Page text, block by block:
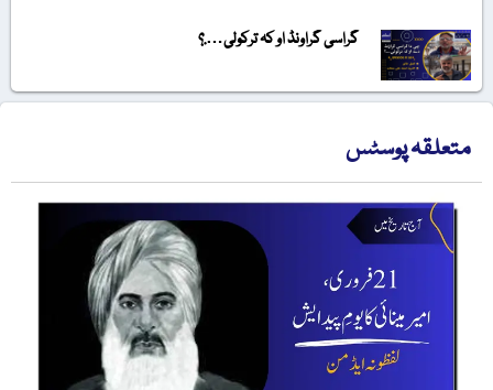
گراسی گراونڈ او کہ ترکولی….؟
متعلقہ پوسٹس